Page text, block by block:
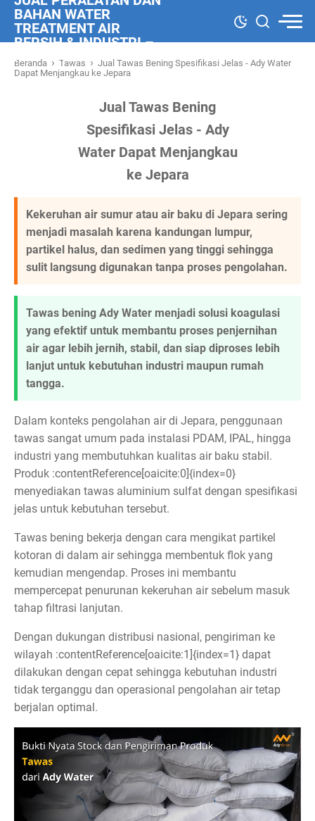
BAHAN WATER
TREATMENT AIR
BERSIH & INDUSTRI –
ADY WATER
Beranda › Tawas › Jual Tawas Bening Spesifikasi Jelas - Ady Water
Dapat Menjangkau ke Jepara
Jual Tawas Bening
Spesifikasi Jelas - Ady
Water Dapat Menjangkau
ke Jepara
Kekeruhan air sumur atau air baku di Jepara sering
menjadi masalah karena kandungan lumpur,
partikel halus, dan sedimen yang tinggi sehingga
sulit langsung digunakan tanpa proses pengolahan.
Tawas bening Ady Water menjadi solusi koagulasi
yang efektif untuk membantu proses penjernihan
air agar lebih jernih, stabil, dan siap diproses lebih
lanjut untuk kebutuhan industri maupun rumah
tangga.
Dalam konteks pengolahan air di Jepara, penggunaan
tawas sangat umum pada instalasi PDAM, IPAL, hingga
industri yang membutuhkan kualitas air baku stabil.
Produk :contentReference[oaicite:0]{index=0}
menyediakan tawas aluminium sulfat dengan spesifikasi
jelas untuk kebutuhan tersebut.
Tawas bening bekerja dengan cara mengikat partikel
kotoran di dalam air sehingga membentuk flok yang
kemudian mengendap. Proses ini membantu
mempercepat penurunan kekeruhan air sebelum masuk
tahap filtrasi lanjutan.
Dengan dukungan distribusi nasional, pengiriman ke
wilayah :contentReference[oaicite:1]{index=1} dapat
dilakukan dengan cepat sehingga kebutuhan industri
tidak terganggu dan operasional pengolahan air tetap
berjalan optimal.